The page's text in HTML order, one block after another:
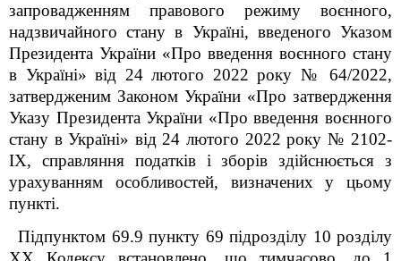
запровадженням правового режиму воєнного,
надзвичайного стану в Україні, введеного Указом
Президента України «Про введення воєнного стану
в Україні» від 24 лютого 2022 року № 64/2022,
затвердженим Законом України «Про затвердження
Указу Президента України «Про введення воєнного
стану в Україні» від 24 лютого 2022 року № 2102-
IX, справляння податків і зборів здійснюється з
урахуванням особливостей, визначених у цьому
пункті.
Підпунктом 69.9 пункту 69 підрозділу 10 розділу